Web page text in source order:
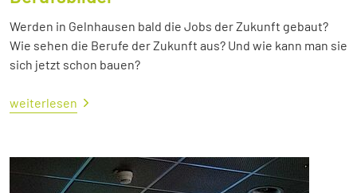
Werden in Gelnhausen bald die Jobs der Zukunft gebaut?
Wie sehen die Berufe der Zukunft aus? Und wie kann man sie
sich jetzt schon bauen?
weiterlesen